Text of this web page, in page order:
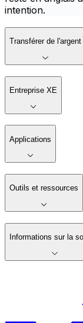
intention.
Transférer de l'argent
Entreprise XE
Applications
Outils et ressources
Informations sur la